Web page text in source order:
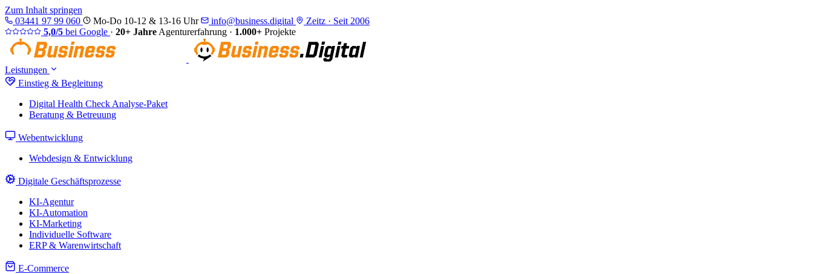
Zum Inhalt springen
03441 97 99 060
Mo-Do 10-12 & 13-16 Uhr info@business.digital
Zeitz · Seit 2006
5,0/5 bei Google · 20+ Jahre Agenturerfahrung · 1.000+ Projekte
Leistungen
Einstieg & Begleitung
Digital Health Check Analyse-Paket
Beratung & Betreuung
Webentwicklung
Webdesign & Entwicklung
Digitale Geschäftsprozesse
KI-Agentur
KI-Automation
KI-Marketing
Individuelle Software
ERP & Warenwirtschaft
E-Commerce